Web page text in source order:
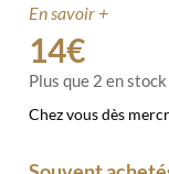
En savoir +
14€
Plus que 2 en stock
Chez vous dès